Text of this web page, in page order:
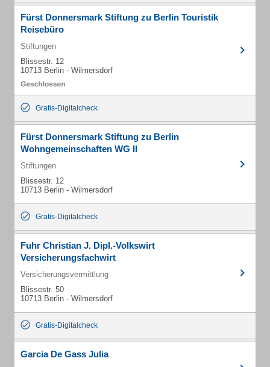
Fürst Donnersmark Stiftung zu Berlin Touristik
Reisebüro
Stiftungen
Blissestr. 12
10713 Berlin - Wilmersdorf
Gratis-Digitalcheck
Fürst Donnersmark Stiftung zu Berlin
Wohngemeinschaften WG II
Stiftungen
Blissestr. 12
10713 Berlin - Wilmersdorf
Gratis-Digitalcheck
Fuhr Christian J. Dipl.-Volkswirt
Versicherungsfachwirt
Versicherungsvermittlung
Blissestr. 50
10713 Berlin - Wilmersdorf
Gratis-Digitalcheck
Garcia De Gass Julia